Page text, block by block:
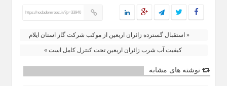
https://nodademrooz.ir/?p=33940
« استقبال گسترده زائران اربعین از موکب شرکت گاز استان ایلام
کیفیت آب شرب زائران اربعین تحت کنترل کامل است »
نوشته های مشابه